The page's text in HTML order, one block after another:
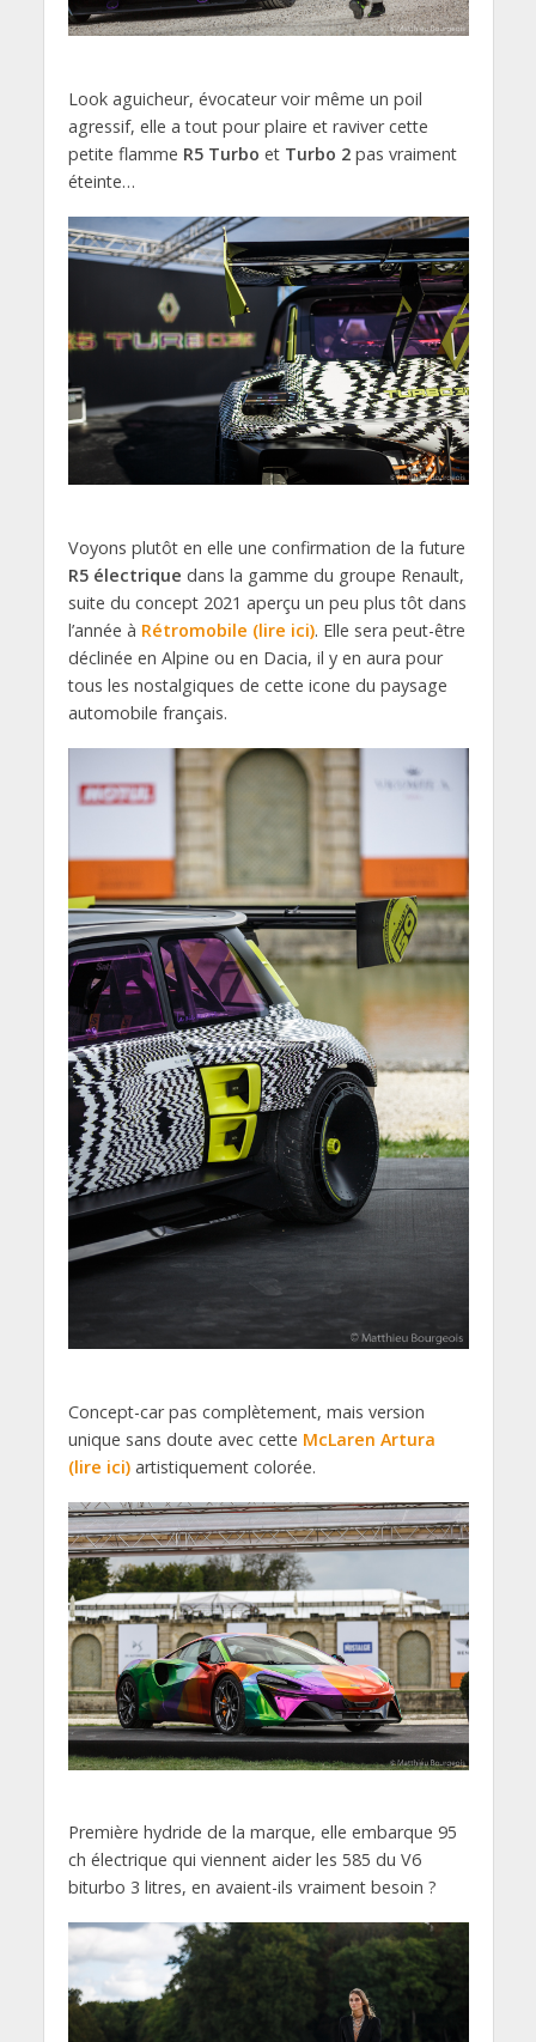
Look aguicheur, évocateur voir même un poil
agressif, elle a tout pour plaire et raviver cette
petite flamme R5 Turbo et Turbo 2pas vraiment
éteinte…
Voyons plutôt en elle une confirmation de la future
R5 électrique dans la gamme du groupe Renault,
suite du concept 2021 aperçu un peu plus tôt dans
l’année à Rétromobile (lire ici). Elle sera peut-être
déclinée en Alpine ou en Dacia, il y en aura pour
tous les nostalgiques de cette icone du paysage
automobile français.
Concept-car pas complètement, mais version
unique sans doute avec cette McLaren Artura
(lire ici)artistiquement colorée.
Première hydride de la marque, elle embarque 95
ch électrique qui viennent aider les 585 du V6
biturbo 3 litres, en avaient-ils vraiment besoin ?